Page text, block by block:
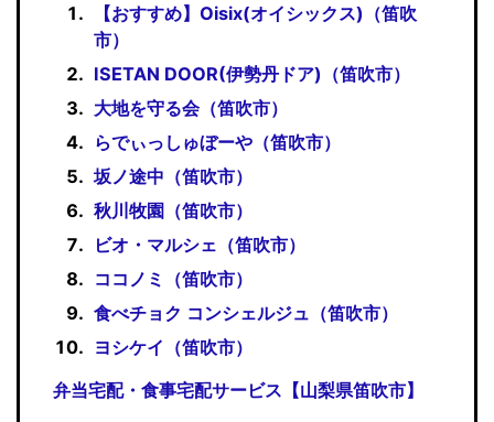
【おすすめ】Oisix(オイシックス)（笛吹
市）
ISETAN DOOR(伊勢丹ドア)（笛吹市）
大地を守る会（笛吹市）
らでぃっしゅぼーや（笛吹市）
坂ノ途中（笛吹市）
秋川牧園（笛吹市）
ビオ・マルシェ（笛吹市）
ココノミ（笛吹市）
食べチョク コンシェルジュ（笛吹市）
ヨシケイ（笛吹市）
弁当宅配・食事宅配サービス【山梨県笛吹市】